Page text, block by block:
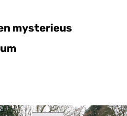
mysterieus